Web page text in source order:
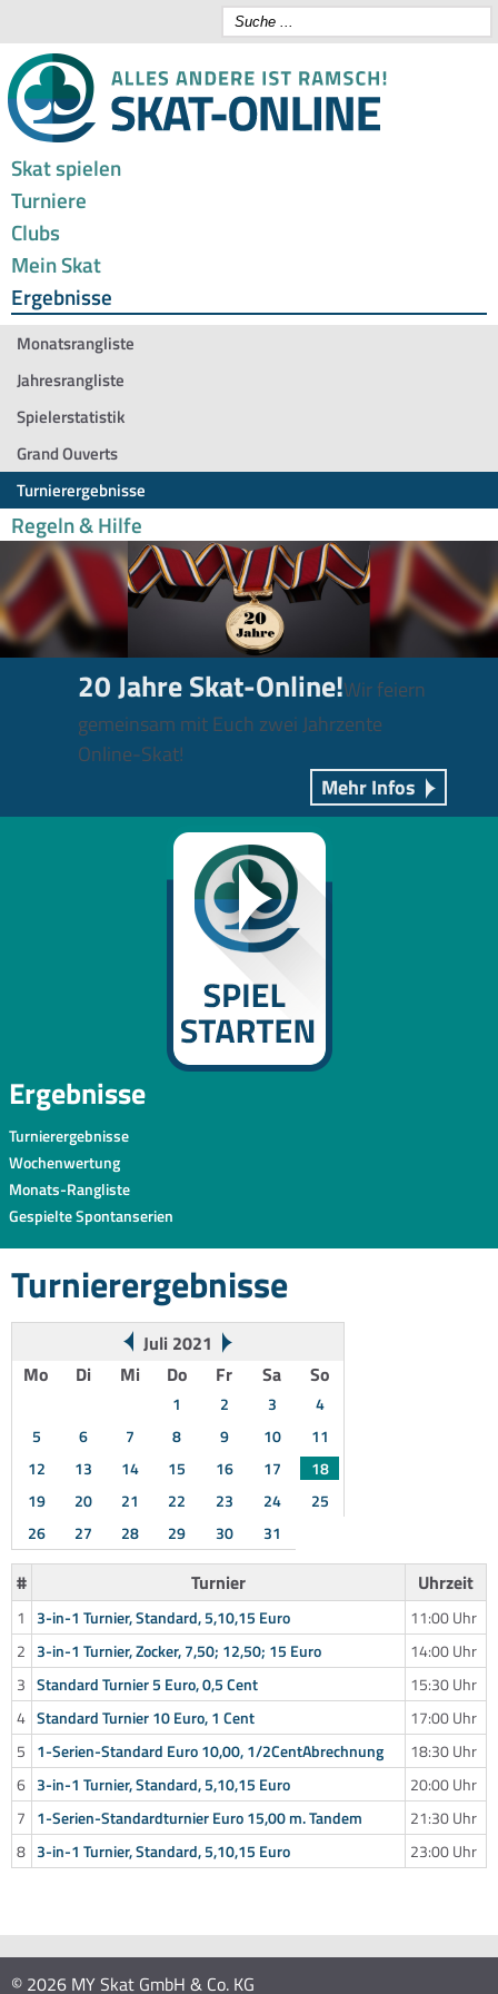
Skat spielen
Turniere
Clubs
Mein Skat
Ergebnisse
Monatsrangliste
Jahresrangliste
Spielerstatistik
Grand Ouverts
Turnierergebnisse
Regeln & Hilfe
20 Jahre Skat-Online!Wir feiern
gemeinsam mit Euch zwei Jahrzente
Online-Skat!
Mehr Infos
Ergebnisse
Turnierergebnisse
Wochenwertung
Monats-Rangliste
Gespielte Spontanserien
Turnierergebnisse
Juli 2021
Mo
Di Mi Do Fr Sa So
1 2 3
4
5
6 7 8 9 10
11
12
13 14 15 16 17
18
19
20 21 22 23 24
25
26
27 28 29 30 31
# Turnier Uhrzeit
1 3-in-1 Turnier, Standard, 5,10,15 Euro
11:00 Uhr
2 3-in-1 Turnier, Zocker, 7,50; 12,50; 15 Euro
14:00 Uhr
3 Standard Turnier 5 Euro, 0,5 Cent
15:30 Uhr
4 Standard Turnier 10 Euro, 1 Cent
17:00 Uhr
5 1-Serien-Standard Euro 10,00, 1/2CentAbrechnung
18:30 Uhr
6 3-in-1 Turnier, Standard, 5,10,15 Euro
20:00 Uhr
7 1-Serien-Standardturnier Euro 15,00 m. Tandem
21:30 Uhr
8 3-in-1 Turnier, Standard, 5,10,15 Euro 23:00 Uhr
© 2026 MY Skat GmbH & Co. KG